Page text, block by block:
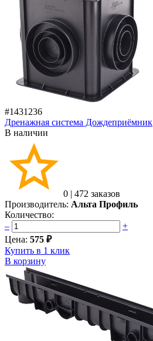
#1431236
Дренажная система Дождеприёмник
В наличии
0 | 472 заказов
Производитель: Альта Профиль
Количество:
–
+
Цена: 575 ₽
Купить в 1 клик
В корзину